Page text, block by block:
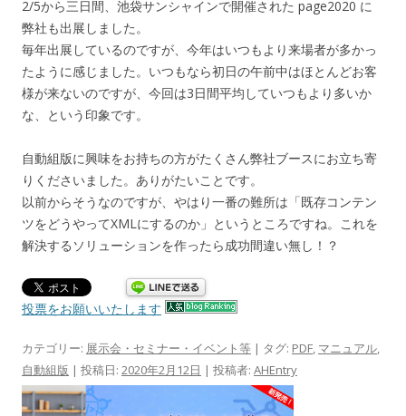
2/5から三日間、池袋サンシャインで開催された page2020 に
弊社も出展しました。
毎年出展しているのですが、今年はいつもより来場者が多かっ
たように感じました。いつもなら初日の午前中はほとんどお客
様が来ないのですが、今回は3日間平均していつもより多いか
な、という印象です。
自動組版に興味をお持ちの方がたくさん弊社ブースにお立ち寄
りくださいました。ありがたいことです。
以前からそうなのですが、やはり一番の難所は「既存コンテン
ツをどうやってXMLにするのか」というところですね。これを
解決するソリューションを作ったら成功間違い無し！？
投票をお願いいたします
カテゴリー: 展示会・セミナー・イベント等 | タグ: PDF, マニュアル,
自動組版 | 投稿日: 2020年2月12日 | 投稿者: AHEntry